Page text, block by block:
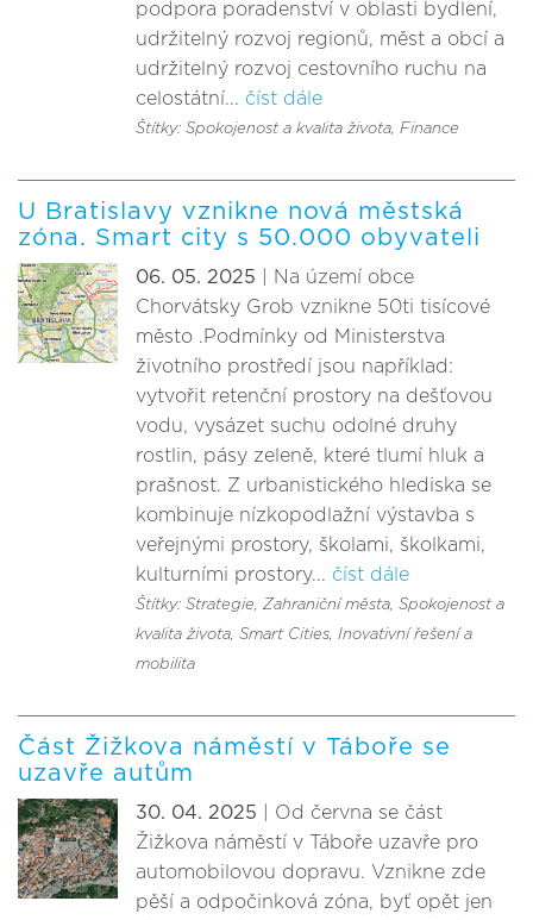
podpora poradenství v oblasti bydlení,
udržitelný rozvoj regionů, měst a obcí a
udržitelný rozvoj cestovního ruchu na
celostátní... číst dále
Štítky: Spokojenost a kvalita života, Finance
U Bratislavy vznikne nová městská
zóna. Smart city s 50.000 obyvateli
06. 05. 2025 | Na území obce
Chorvátsky Grob vznikne 50ti tisícové
město .Podmínky od Ministerstva
životního prostředí jsou například:
vytvořit retenční prostory na dešťovou
vodu, vysázet suchu odolné druhy
rostlin, pásy zeleně, které tlumí hluk a
prašnost. Z urbanistického hlediska se
kombinuje nízkopodlažní výstavba s
veřejnými prostory, školami, školkami,
kulturními prostory... číst dále
Štítky: Strategie, Zahraniční města, Spokojenost a
kvalita života, Smart Cities, Inovativní řešení a
mobilita
Část Žižkova náměstí v Táboře se
uzavře autům
30. 04. 2025 | Od června se část
Žižkova náměstí v Táboře uzavře pro
automobilovou dopravu. Vznikne zde
pěší a odpočinková zóna, byť opět jen